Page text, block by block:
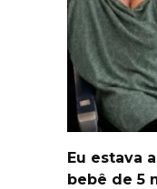
Eu estava
bebê de 5